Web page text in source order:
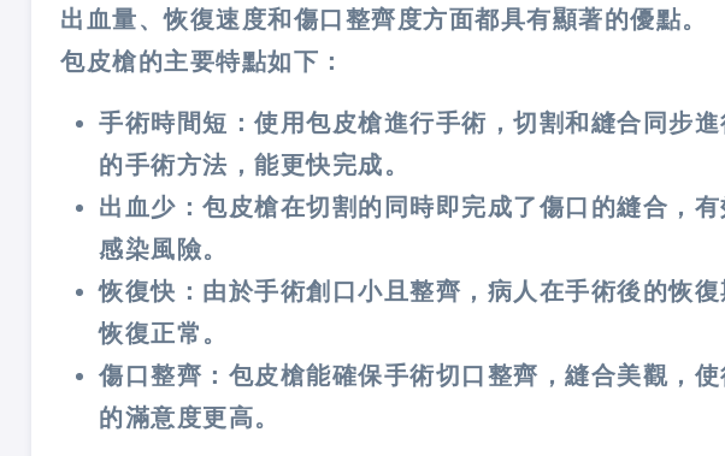
出血量、恢復速度和傷口整齊度方面都具有顯著的優點。
包皮槍的主要特點如下：
手術時間短：使用包皮槍進行手術，切割和縫合同步
的手術方法，能更快完成。
出血少：包皮槍在切割的同時即完成了傷口的縫合，
感染風險。
恢復快：由於手術創口小且整齊，病人在手術後的恢
恢復正常。
傷口整齊：包皮槍能確保手術切口整齊，縫合美觀，
的滿意度更高。